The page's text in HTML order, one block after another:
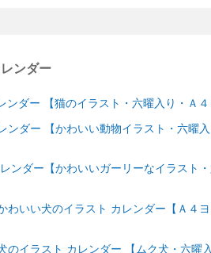
ンダー
ンダー 【猫のイラスト・六曜入り・Ａ
ンダー 【かわいい動物イラスト・六曜
ンダー【かわいいガーリーなイラスト
いい犬のイラスト カレンダー【Ａ４
イラスト カレンダー 【ムク犬・六曜